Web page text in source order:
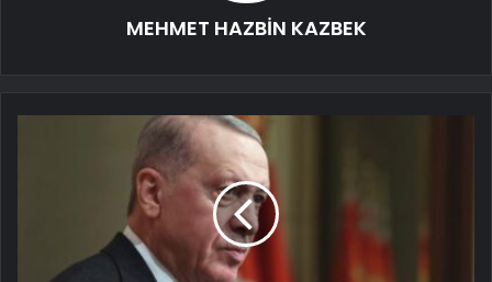
MEHMET HAZBİN KAZBEK